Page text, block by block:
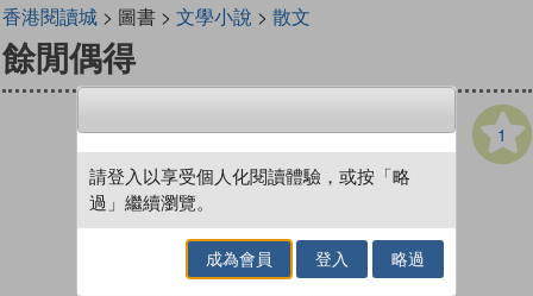
香港閱讀城> 圖書 > 文學小說 > 散文
餘閒偶得
1
請登入以享受個人化閱讀體驗，或按「略
過」繼續瀏覽。
成為會員 登入 略過